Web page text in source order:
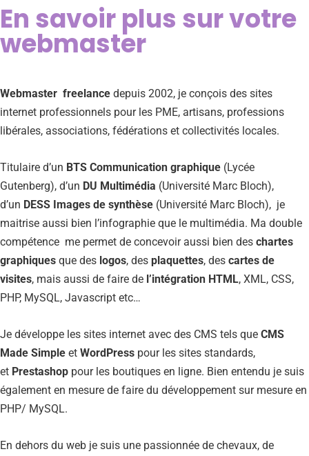
En savoir plus sur votre
webmaster
Webmaster freelance depuis 2002, je conçois des sites
internet professionnels pour les PME, artisans, professions
libérales, associations, fédérations et collectivités locales.
Titulaire d’un BTS Communication graphique (Lycée
Gutenberg), d’un DU Multimédia (Université Marc Bloch),
d’un DESS Images de synthèse (Université Marc Bloch), je
maitrise aussi bien l’infographie que le multimédia. Ma double
compétence me permet de concevoir aussi bien des chartes
graphiques que des logos, des plaquettes, des cartes de
visites, mais aussi de faire de l’intégration HTML, XML, CSS,
PHP, MySQL, Javascript etc…
Je développe les sites internet avec des CMS tels que CMS
Made Simple et WordPress pour les sites standards,
et Prestashop pour les boutiques en ligne. Bien entendu je suis
également en mesure de faire du développement sur mesure en
PHP/ MySQL.
En dehors du web je suis une passionnée de chevaux, de